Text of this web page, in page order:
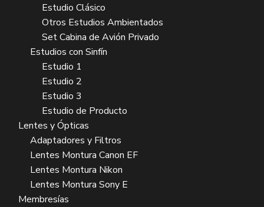
Estudio Clásico
Otros Estudios Ambientados
Set Cabina de Avión Privado
Estudios con Sinfín
Estudio 1
Estudio 2
Estudio 3
Estudio de Producto
Lentes y Ópticas
Adaptadores y Filtros
Lentes Montura Canon EF
Lentes Montura Nikon
Lentes Montura Sony E
Membresías